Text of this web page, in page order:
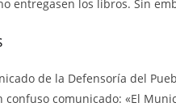
entregasen los libros. Sin
de la Defensoría del
comunicado: «El